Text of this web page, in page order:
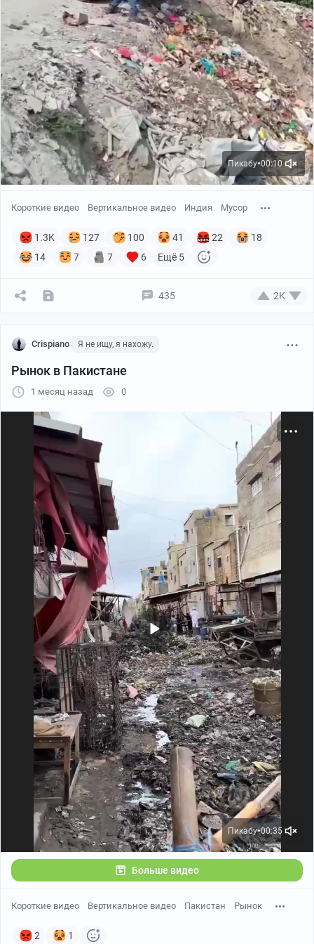
Пикабу●00:10
Короткие видео Вертикальное видео Индия Мусор
1.3K 127 100 41 22
18
14
7 7 6 Ещё 5
435 2K
Crispiano Я не ищу, я нахожу.
Рынок в Пакистане
1 месяц назад 0
Пикабу●00:35
Больше видео
Короткие видео Вертикальное видео Пакистан Рынок
2 1